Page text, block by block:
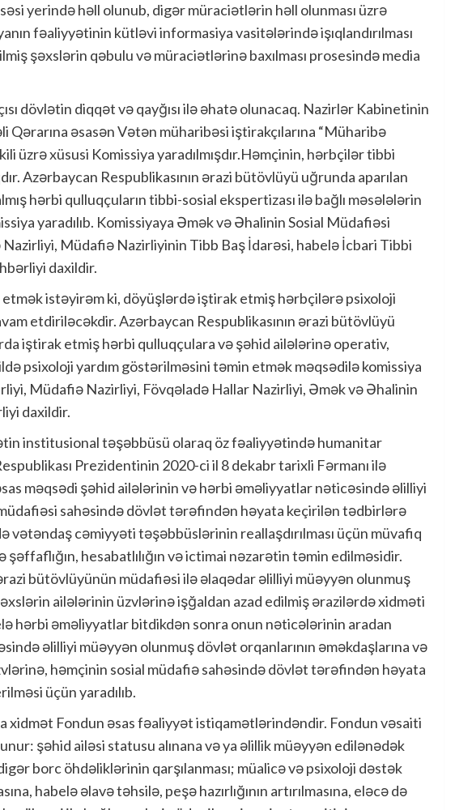
yerində həll olunub, digər müraciətlərin həll olunması üzrə
fəaliyyətinin kütləvi informasiya vasitələrində işıqlandırılması
şəxslərin qəbulu və müraciətlərinə baxılması prosesində media
dövlətin diqqət və qayğısı ilə əhatə olunacaq. Nazirlər Kabinetinin
Qərarına əsasən Vətən müharibəsi iştirakçılarına “Müharibə
üzrə xüsusi Komissiya yaradılmışdır.Həmçinin, hərbçilər tibbi
Azərbaycan Respublikasının ərazi bütövlüyü uğrunda aparılan
hərbi qulluqçuların tibbi-sosial ekspertizası ilə bağlı məsələlərin
yaradılıb. Komissiyaya Əmək və Əhalinin Sosial Müdafiəsi
Müdafiə Nazirliyinin Tibb Baş İdarəsi, habelə İcbari Tibbi
daxildir.
istəyirəm ki, döyüşlərdə iştirak etmiş hərbçilərə psixoloji
etdiriləcəkdir. Azərbaycan Respublikasının ərazi bütövlüyü
iştirak etmiş hərbi qulluqçulara və şəhid ailələrinə operativ,
psixoloji yardım göstərilməsini təmin etmək məqsədilə komissiya
Müdafiə Nazirliyi, Fövqəladə Hallar Nazirliyi, Əmək və Əhalinin
daxildir.
institusional təşəbbüsü olaraq öz fəaliyyətində humanitar
Prezidentinin 2020-ci il 8 dekabr tarixli Fərmanı ilə
məqsədi şəhid ailələrinin və hərbi əməliyyatlar nəticəsində əlilliyi
sahəsində dövlət tərəfindən həyata keçirilən tədbirlərə
vətəndaş cəmiyyəti təşəbbüslərinin reallaşdırılması üçün müvafiq
şəffaflığın, hesabatlılığın və ictimai nəzarətin təmin edilməsidir.
bütövlüyünün müdafiəsi ilə əlaqədar əlilliyi müəyyən olunmuş
ailələrinin üzvlərinə işğaldan azad edilmiş ərazilərdə xidməti
hərbi əməliyyatlar bitdikdən sonra onun nəticələrinin aradan
əlilliyi müəyyən olunmuş dövlət orqanlarının əməkdaşlarına və
həmçinin sosial müdafiə sahəsində dövlət tərəfindən həyata
üçün yaradılıb.
xidmət Fondun əsas fəaliyyət istiqamətlərindəndir. Fondun vəsaiti
şəhid ailəsi statusu alınana və ya əlillik müəyyən edilənədək
borc öhdəliklərinin qarşılanması; müalicə və psixoloji dəstək
habelə əlavə təhsilə, peşə hazırlığının artırılmasına, eləcə də